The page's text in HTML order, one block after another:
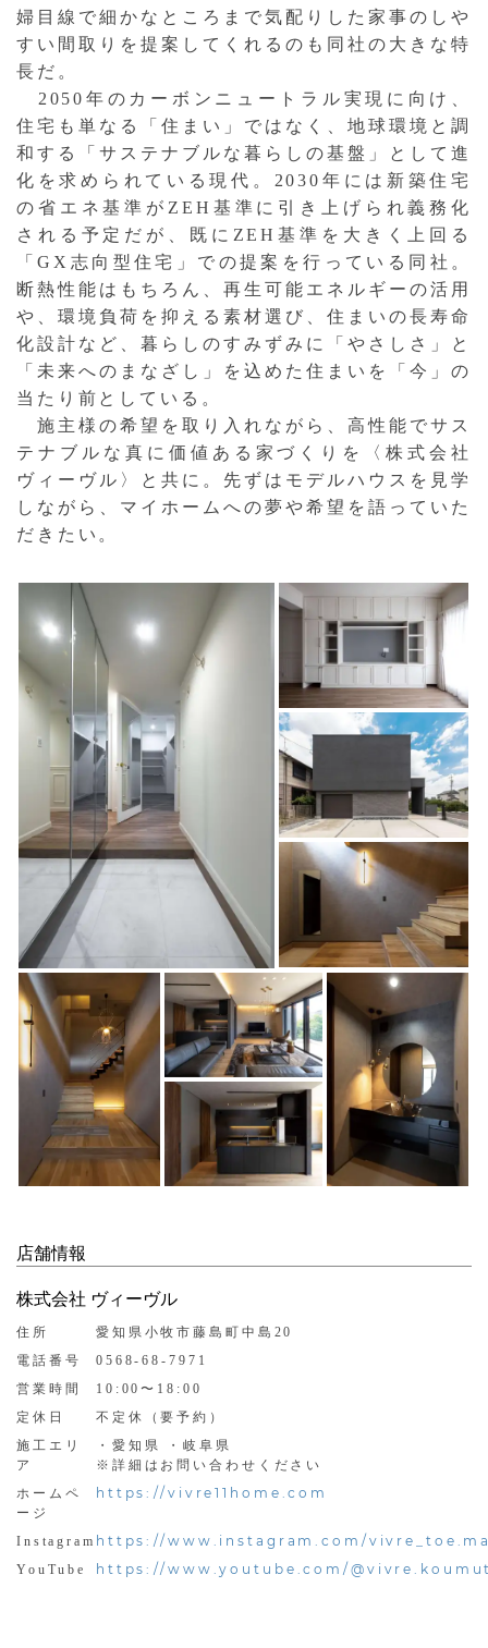
婦目線で細かなところまで気配りした家事のしや
すい間取りを提案してくれるのも同社の大きな特
長だ。
2050年のカーボンニュートラル実現に向け、
住宅も単なる「住まい」ではなく、地球環境と調
和する「サステナブルな暮らしの基盤」として進
化を求められている現代。2030年には新築住宅
の省エネ基準がZEH基準に引き上げられ義務化
される予定だが、既にZEH基準を大きく上回る
「GX志向型住宅」での提案を行っている同社。
断熱性能はもちろん、再生可能エネルギーの活用
や、環境負荷を抑える素材選び、住まいの長寿命
化設計など、暮らしのすみずみに「やさしさ」と
「未来へのまなざし」を込めた住まいを「今」の
当たり前としている。
施主様の希望を取り入れながら、高性能でサス
テナブルな真に価値ある家づくりを〈株式会社
ヴィーヴル〉と共に。先ずはモデルハウスを見学
しながら、マイホームへの夢や希望を語っていた
だきたい。
店舗情報
株式会社 ヴィーヴル
住所
愛知県小牧市藤島町中島20
電話番号
0568-68-7971
営業時間
10:00〜18:00
定休日
不定休（要予約）
施工エリ
ア
・愛知県 ・岐阜県
※詳細はお問い合わせください
ホームペ
ージ
https://vivre11home.com
Instagram https://www.instagram.com/
YouTube https://www.youtube.com/